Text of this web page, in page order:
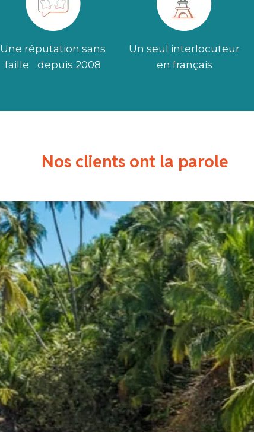
Une réputation sans
faille depuis 2008
Un seul interlocuteur
en français
Nos clients ont la parole